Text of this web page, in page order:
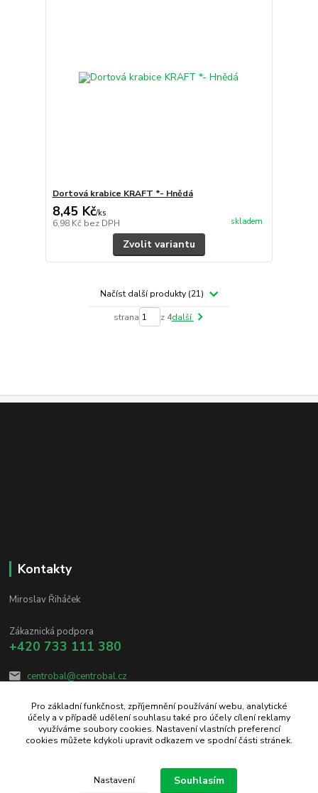
Dortová krabice KRAFT *- Hnědá
8,45 Kč/ks
6,98 Kč bez DPH skladem
Zvolit variantu
Načíst další produkty (21)
strana z 4další
Kontakty
Miroslav Řiháček
Zákaznická podpora
+420 733 111 380
centrobal@centrobal.cz
Upravit sběr cookies.
Pro základní funkčnost, zpříjemnění používání webu, analytické
účely a v případě udělení souhlasu také pro účely cílení reklamy
využíváme soubory cookies. Nastavení vlastních preferencí
cookies můžete kdykoli upravit odkazem ve spodní části stránek.
Nastavení Souhlasím